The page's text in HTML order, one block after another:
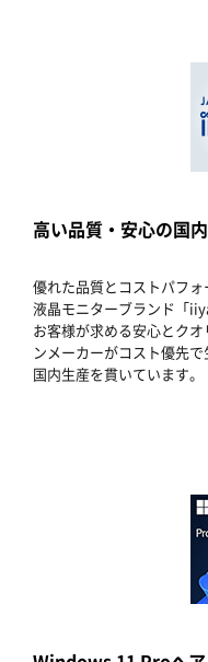
高い品質・安心の国
優れた品質とコストパフ
液晶モニターブランド「
お客様が求める安心とク
ンメーカーがコスト優先
国内生産を貫いています。